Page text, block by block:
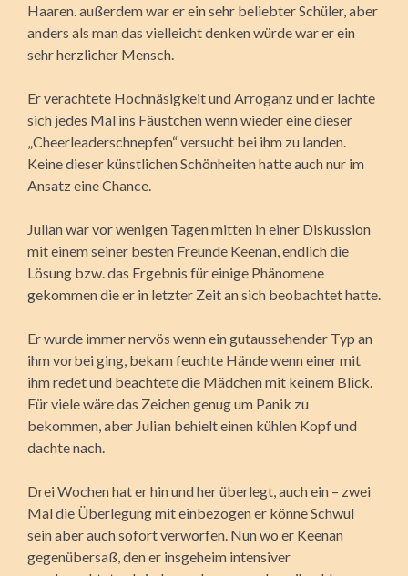
Haaren. außerdem war er ein sehr beliebter Schüler, aber
anders als man das vielleicht denken würde war er ein
sehr herzlicher Mensch.
Er verachtete Hochnäsigkeit und Arroganz und er lachte
sich jedes Mal ins Fäustchen wenn wieder eine dieser
„Cheerleaderschnepfen“ versucht bei ihm zu landen.
Keine dieser künstlichen Schönheiten hatte auch nur im
Ansatz eine Chance.
Julian war vor wenigen Tagen mitten in einer Diskussion
mit einem seiner besten Freunde Keenan, endlich die
Lösung bzw. das Ergebnis für einige Phänomene
gekommen die er in letzter Zeit an sich beobachtet hatte.
Er wurde immer nervös wenn ein gutaussehender Typ an
ihm vorbei ging, bekam feuchte Hände wenn einer mit
ihm redet und beachtete die Mädchen mit keinem Blick.
Für viele wäre das Zeichen genug um Panik zu
bekommen, aber Julian behielt einen kühlen Kopf und
dachte nach.
Drei Wochen hat er hin und her überlegt, auch ein – zwei
Mal die Überlegung mit einbezogen er könne Schwul
sein aber auch sofort verworfen. Nun wo er Keenan
gegenübersaß, den er insgeheim intensiver